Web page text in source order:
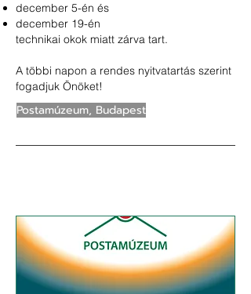
december 5-én és
december 19-én
technikai okok miatt zárva tart.
A többi napon a rendes nyitvatartás szerint
fogadjuk Önöket!
Postamúzeum, Budapest